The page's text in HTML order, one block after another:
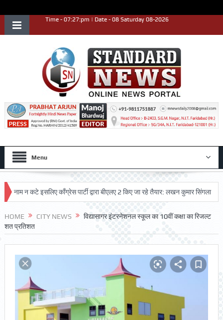
Time - 07:27:pm | Date - 08 Saturday 08-2026
Menu
न कटे इसलिए काँग्रेस पार्टी द्वारा बीएलए 2 किए जा रहे तैयार: लखन कुमार सिंगला
HOME CITY NEWS
विद्यासागर इंटरनेशनल स्कूल का 10वीं कक्षा का रिजल्ट
शत प्रतिशत